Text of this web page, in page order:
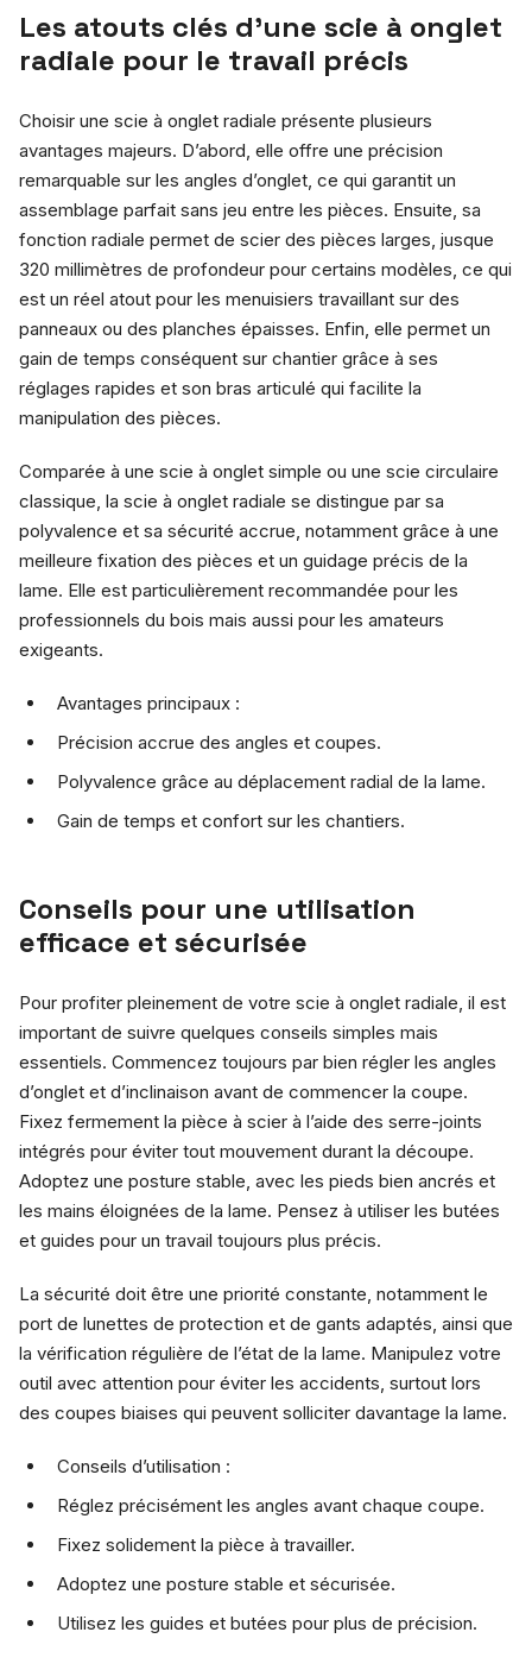
Les atouts clés d’une scie à onglet
radiale pour le travail précis
Choisir une scie à onglet radiale présente plusieurs
avantages majeurs. D’abord, elle offre une précision
remarquable sur les angles d’onglet, ce qui garantit un
assemblage parfait sans jeu entre les pièces. Ensuite, sa
fonction radiale permet de scier des pièces larges, jusque
320 millimètres de profondeur pour certains modèles, ce qui
est un réel atout pour les menuisiers travaillant sur des
panneaux ou des planches épaisses. Enfin, elle permet un
gain de temps conséquent sur chantier grâce à ses
réglages rapides et son bras articulé qui facilite la
manipulation des pièces.
Comparée à une scie à onglet simple ou une scie circulaire
classique, la scie à onglet radiale se distingue par sa
polyvalence et sa sécurité accrue, notamment grâce à une
meilleure fixation des pièces et un guidage précis de la
lame. Elle est particulièrement recommandée pour les
professionnels du bois mais aussi pour les amateurs
exigeants.
Avantages principaux :
Précision accrue des angles et coupes.
Polyvalence grâce au déplacement radial de la lame.
Gain de temps et confort sur les chantiers.
Conseils pour une utilisation
efficace et sécurisée
Pour profiter pleinement de votre scie à onglet radiale, il est
important de suivre quelques conseils simples mais
essentiels. Commencez toujours par bien régler les angles
d’onglet et d’inclinaison avant de commencer la coupe.
Fixez fermement la pièce à scier à l’aide des serre-joints
intégrés pour éviter tout mouvement durant la découpe.
Adoptez une posture stable, avec les pieds bien ancrés et
les mains éloignées de la lame. Pensez à utiliser les butées
et guides pour un travail toujours plus précis.
La sécurité doit être une priorité constante, notamment le
port de lunettes de protection et de gants adaptés, ainsi que
la vérification régulière de l’état de la lame. Manipulez votre
outil avec attention pour éviter les accidents, surtout lors
des coupes biaises qui peuvent solliciter davantage la lame.
Conseils d’utilisation :
Réglez précisément les angles avant chaque coupe.
Fixez solidement la pièce à travailler.
Adoptez une posture stable et sécurisée.
Utilisez les guides et butées pour plus de précision.